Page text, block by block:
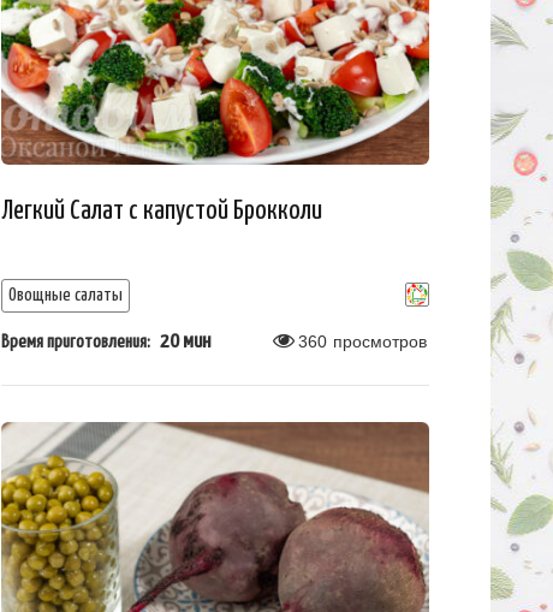
Легкий Салат с капустой Брокколи
Овощные салаты
Время приготовления: 20 мин 360 просмотров